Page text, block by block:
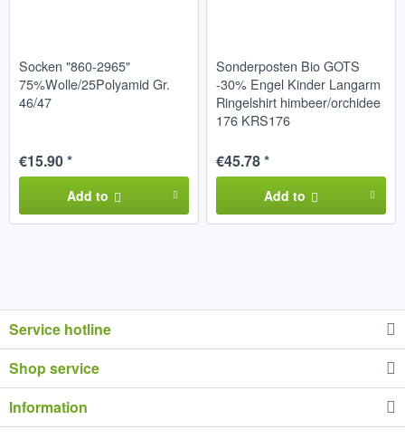
Socken "860-2965"
75%Wolle/25Polyamid Gr.
46/47
€15.90 *
Add to
Sonderposten Bio GOTS
-30% Engel Kinder Langarm
Ringelshirt himbeer/orchidee
176 KRS176
€45.78 *
Add to
Service hotline
Shop service
Information